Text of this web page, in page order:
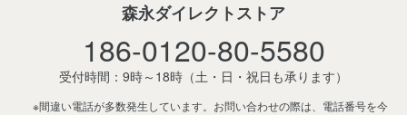
森永ダイレクトストア
186-0120-80-5580
受付時間：9時～18時 （土・日・祝日も承ります）
※間違い電話が多数発生しています。お問い合わせの際は、電話番号を今